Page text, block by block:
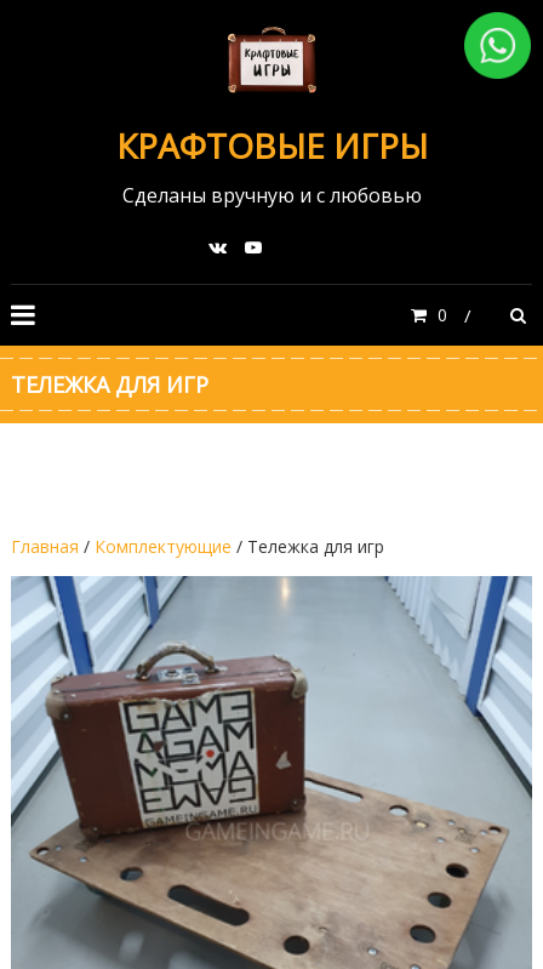
КРАФТОВЫЕ ИГРЫ
Сделаны вручную и с любовью
0
ТЕЛЕЖКА ДЛЯ ИГР
Главная / Комплектующие / Тележка для игр